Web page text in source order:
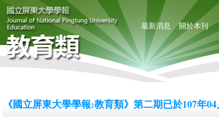
最新消息 關於本刊
《國立屏東大學學報:教育類》第二期已於107年